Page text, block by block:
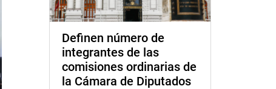
Definen número de
integrantes de las
comisiones ordinarias de
la Cámara de Diputados